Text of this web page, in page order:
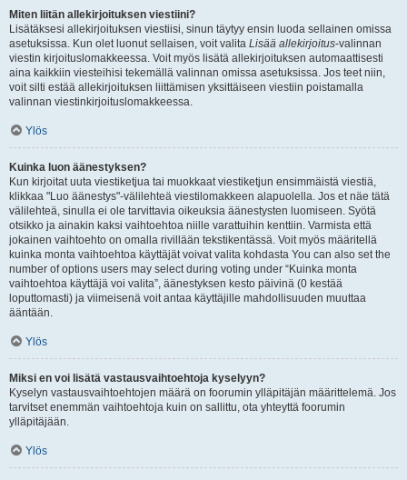
Miten liitän allekirjoituksen viestiini?
Lisätäksesi allekirjoituksen viestiisi, sinun täytyy ensin luoda sellainen omissa
asetuksissa. Kun olet luonut sellaisen, voit valita Lisää allekirjoitus-valinnan
viestin kirjoituslomakkeessa. Voit myös lisätä allekirjoituksen automaattisesti
aina kaikkiin viesteihisi tekemällä valinnan omissa asetuksissa. Jos teet niin,
voit silti estää allekirjoituksen liittämisen yksittäiseen viestiin poistamalla
valinnan viestinkirjoituslomakkeessa.
Ylös
Kuinka luon äänestyksen?
Kun kirjoitat uuta viestiketjua tai muokkaat viestiketjun ensimmäistä viestiä,
klikkaa "Luo äänestys"-välilehteä viestilomakkeen alapuolella. Jos et näe tätä
välilehteä, sinulla ei ole tarvittavia oikeuksia äänestysten luomiseen. Syötä
otsikko ja ainakin kaksi vaihtoehtoa niille varattuihin kenttiin. Varmista että
jokainen vaihtoehto on omalla rivillään tekstikentässä. Voit myös määritellä
kuinka monta vaihtoehtoa käyttäjät voivat valita kohdasta You can also set the
number of options users may select during voting under “Kuinka monta
vaihtoehtoa käyttäjä voi valita”, äänestyksen kesto päivinä (0 kestää
loputtomasti) ja viimeisenä voit antaa käyttäjille mahdollisuuden muuttaa
ääntään.
Ylös
Miksi en voi lisätä vastausvaihtoehtoja kyselyyn?
Kyselyn vastausvaihtoehtojen määrä on foorumin ylläpitäjän määrittelemä. Jos
tarvitset enemmän vaihtoehtoja kuin on sallittu, ota yhteyttä foorumin
ylläpitäjään.
Ylös